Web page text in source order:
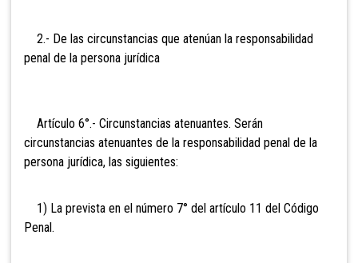
2.- De las circunstancias que atenúan la responsabilidad
penal de la persona jurídica
Artículo 6°.- Circunstancias atenuantes. Serán
circunstancias atenuantes de la responsabilidad penal de la
persona jurídica, las siguientes:
1) La prevista en el número 7° del artículo 11 del Código
Penal.